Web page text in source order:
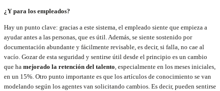
¿Y para los empleados?
Hay un punto clave: gracias a este sistema, el empleado siente que empieza a
ayudar antes a las personas, que es útil. Además, se siente sostenido por
documentación abundante y fácilmente revisable, es decir, si falla, no cae al
vacío. Gozar de esta seguridad y sentirse útil desde el principio es un cambio
que ha mejorado la retención del talento , especialmente en los meses iniciales,
en un 15%. Otro punto importante es que los artículos de conocimiento se van
modelando según los agentes van solicitando cambios. Es decir, pueden sentirse